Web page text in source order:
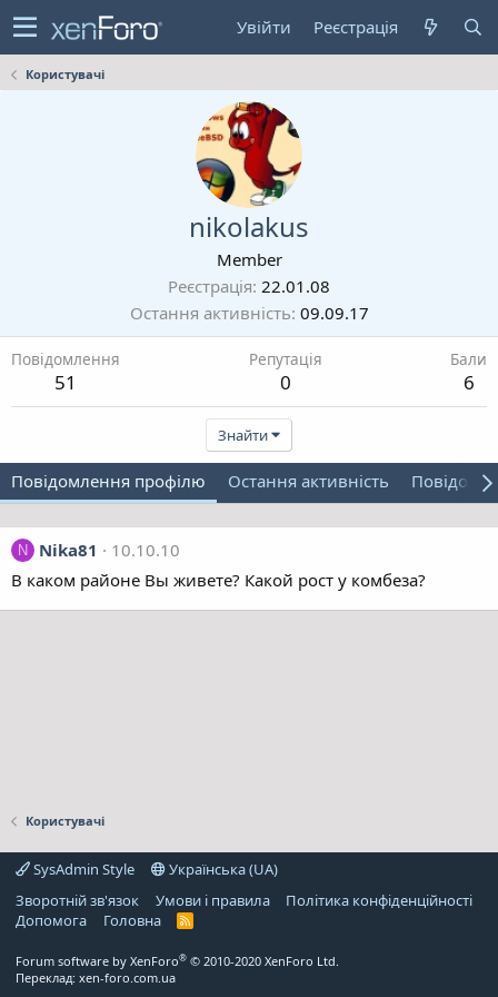
Увійти Реєстрація
Користувачі
nikolakus
Member
Реєстрація 22.01.08
Остання активність 09.09.17
Повідомлення
51
Репутація
0
Бали
6
Знайти
Повідомлення профілю Остання активність
N Nika81
10.10.10
В каком районе Вы живете? Какой рост у комбеза?
Користувачі
SysAdmin Style
Українська (UA)
Зворотній зв'язок
Умови і правила
Політика конфіденційності
Дoпoмoга
Головна
R
Forum software by XenForo® © 2010-2020 XenForo Ltd.
Переклад: xen-foro.com.ua